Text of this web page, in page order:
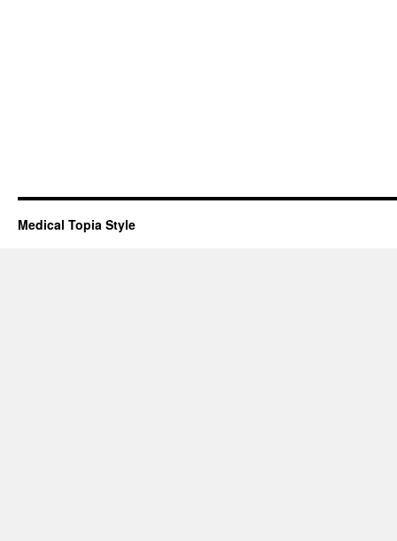
Medical Topia Style